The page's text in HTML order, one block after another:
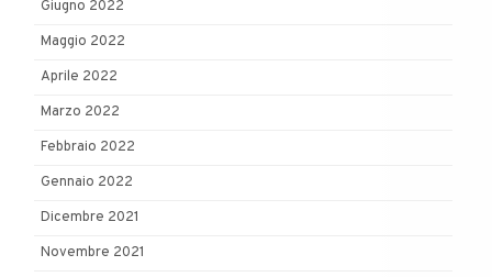
Giugno 2022
Maggio 2022
Aprile 2022
Marzo 2022
Febbraio 2022
Gennaio 2022
Dicembre 2021
Novembre 2021